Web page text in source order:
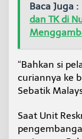
Baca Juga :
dan TK di
“Bahkan si
curiannya ke
Sebatik
Saat Unit